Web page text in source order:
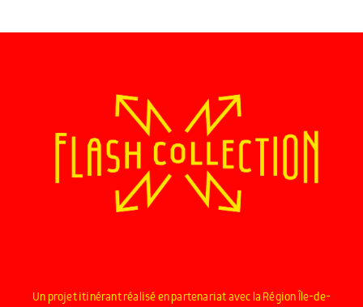
Un projet itinérant réalisé en partenariat avec la Région Île-de-